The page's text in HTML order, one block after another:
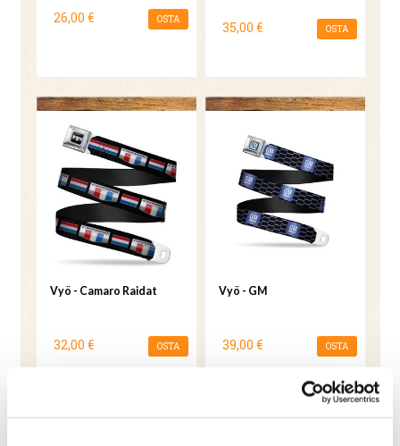
26,00 € OSTA 35,00 € OSTA
Vyö - Camaro Raidat
32,00 € OSTA
Vyö - GM
39,00 € OSTA